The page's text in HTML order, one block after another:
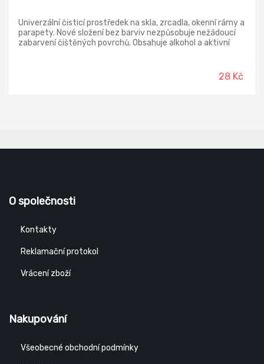
Univerzální čisticí prostředek na skla, zrcadla, okenní rámy a
parapety. Nové složení bez barviv nezpůsobuje nežádoucí
zabarvení čištěných povrchů. Obsahuje alkohol a aktivní
28 Kč
O společnosti
Kontakty
Reklamační protokol
Vrácení zboží
Nakupování
Všeobecné obchodní podmínky